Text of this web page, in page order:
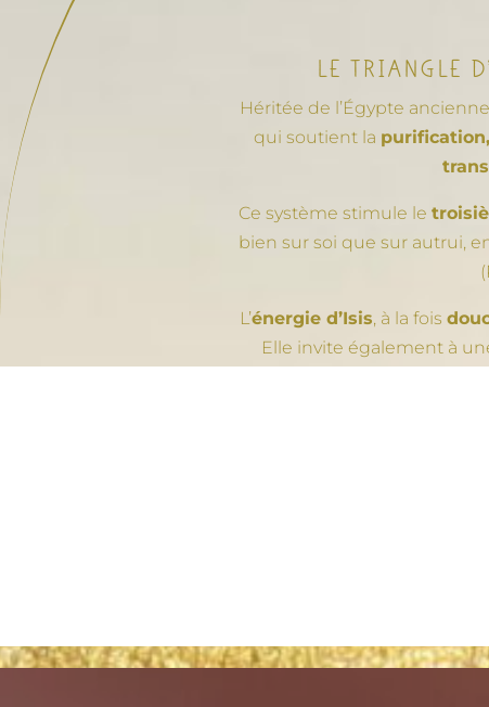
LE TRIANGLE
Héritée de l’Égypte
qui soutient la
Ce système stimule le
bien sur soi que sur autrui,
L’énergie d’Isis, à la fois
Elle invite également à